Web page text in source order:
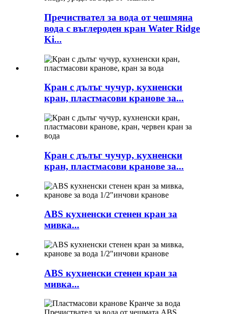
Пречиствател за вода от чешмяна
вода с въглероден кран Water Ridge
Ki...
Кран с дълъг чучур, кухненски
кран, пластмасови кранове за...
Кран с дълъг чучур, кухненски
кран, пластмасови кранове за...
ABS кухненски стенен кран за
мивка...
ABS кухненски стенен кран за
мивка...